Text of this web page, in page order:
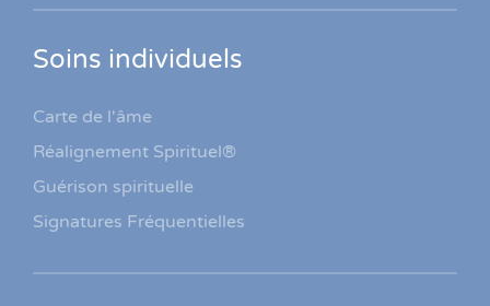
Soins individuels
Carte de l'âme
Réalignement Spirituel®
Guérison spirituelle
Signatures Fréquentielles